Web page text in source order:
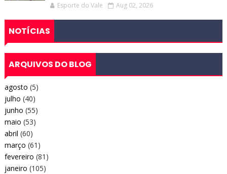
Esporte do Vale Aug 02, 2026
NOTÍCIAS
ARQUIVOS DO BLOG
agosto (5)
julho (40)
junho (55)
maio (53)
abril (60)
março (61)
fevereiro (81)
janeiro (105)